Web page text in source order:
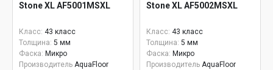
Stone XL AF5001MSXL
Класс: 43 класс
Толщина: 5 мм
Фаска: Микро
Производитель AquaFloor
Stone XL AF5002MSXL
Класс: 43 класс
Толщина: 5 мм
Фаска: Микро
Производитель AquaFloor